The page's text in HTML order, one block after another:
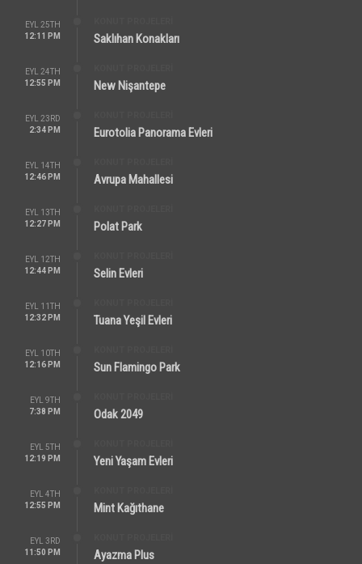
EYL 25TH
12:11 PM
Saklıhan Konakları
EYL 24TH
12:55 PM
New Nişantepe
EYL 23RD
2:34 PM
Eurotolia Panorama Evleri
EYL 14TH
12:46 PM
Avrupa Mahallesi
EYL 13TH
12:27 PM
Polat Park
EYL 12TH
12:44 PM
Selin Evleri
EYL 11TH
12:32 PM
Tuana Yeşil Evleri
EYL 10TH
12:16 PM
Sun Flamingo Park
EYL 9TH
7:38 PM
Odak 2049
EYL 5TH
12:19 PM
Yeni Yaşam Evleri
EYL 4TH
12:55 PM
Mint Kağıthane
EYL 3RD
11:50 PM
Ayazma Plus